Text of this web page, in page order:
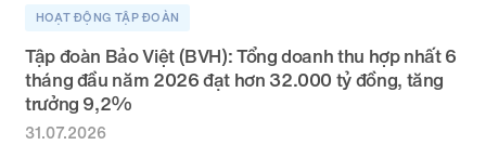
HOẠT ĐỘNG TẬP ĐOÀN
Tập đoàn Bảo Việt (BVH): Tổng doanh thu hợp nhất 6
tháng đầu năm 2026 đạt hơn 32.000 tỷ đồng, tăng
trưởng 9,2%
31.07.2026